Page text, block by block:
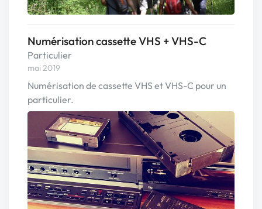
Numérisation cassette VHS + VHS-C
Particulier
mai 2019
Numérisation de cassette VHS et VHS-C pour un
particulier.